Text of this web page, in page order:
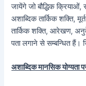
जायेंगे जो बौद्धिक क्रियाओं,
अशाब्दिक तार्किक शक्ति,
तार्किक शक्ति, आरेखण,
पता लगाने से सम्बन्धित हैं।
अशाब्दिक मानसिक योग्यता